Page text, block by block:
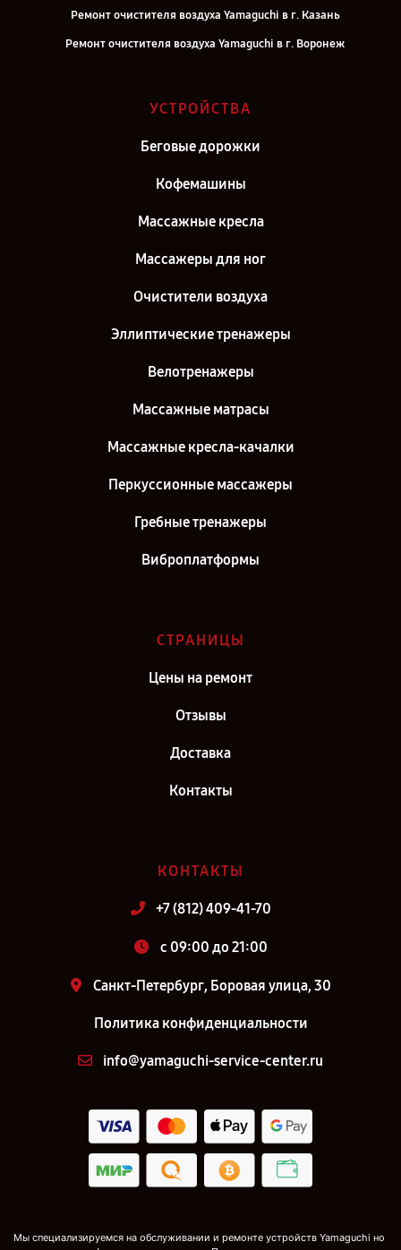
Ремонт очистителя воздуха Yamaguchi в г. Казань
Ремонт очистителя воздуха Yamaguchi в г. Воронеж
Ремонт очистителя воздуха Yamaguchi в г. Самара
Ремонт очистителя воздуха Yamaguchi в г. Москва
УСТРОЙСТВА
Беговые дорожки
Кофемашины
Массажные кресла
Массажеры для ног
Очистители воздуха
Эллиптические тренажеры
Велотренажеры
Массажные матрасы
Массажные кресла-качалки
Перкуссионные массажеры
Гребные тренажеры
Виброплатформы
СТРАНИЦЫ
Цены на ремонт
Отзывы
Доставка
Контакты
КОНТАКТЫ
+7 (812) 409-41-70
c 09:00 до 21:00
Санкт-Петербург, Боровая улица, 30
Политика конфиденциальности
info@yamaguchi-service-center.ru
Мы специализируемся на обслуживании и ремонте устройств Yamaguchi но